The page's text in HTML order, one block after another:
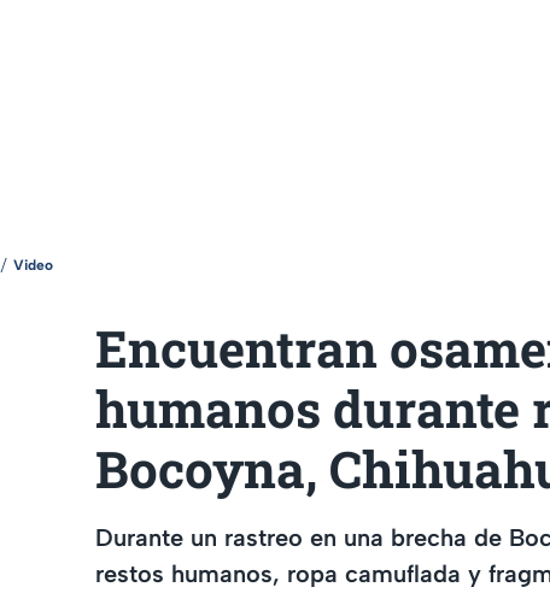
Video
Encuentran
humanos durante
Bocoyna,
Durante un rastreo en una brecha de
restos humanos, ropa camuflada y